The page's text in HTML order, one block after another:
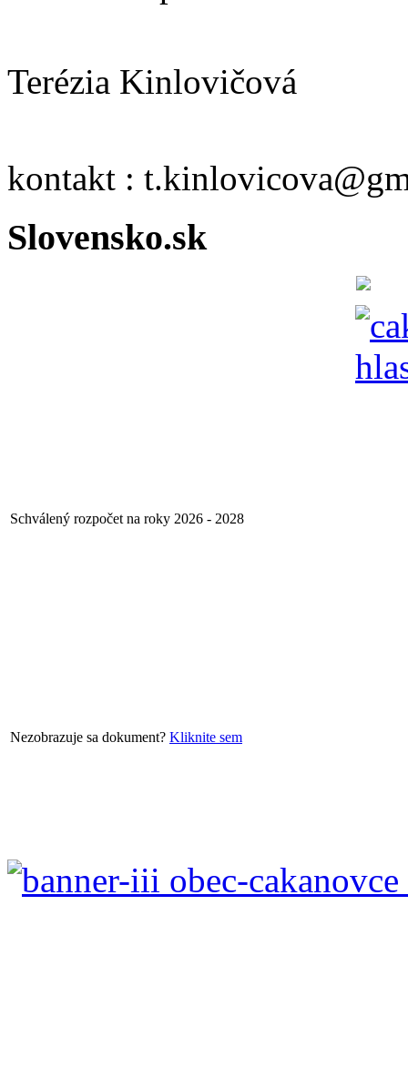
Terézia Kinlovičová
kontakt :
Slovensko.sk
Schválený rozpočet na roky 2026 - 2028
Nezobrazuje sa dokument? Kliknite sem